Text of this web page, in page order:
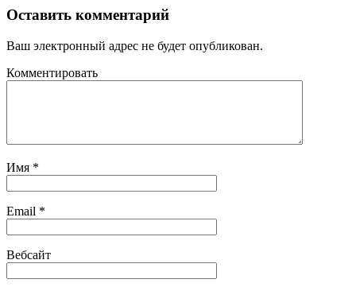
Оставить комментарий
Ваш электронный адрес не будет опубликован.
Комментировать
Имя *
Email *
Вебсайт